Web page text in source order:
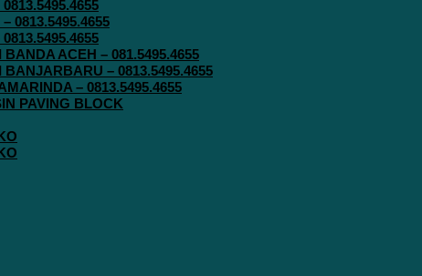
0813.5495.4655
ACEH – 081.5495.4655
– 0813.5495.4655
– 0813.5495.4655
PAVING BLOCK